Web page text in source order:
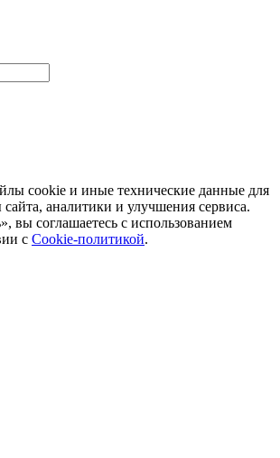
cookie и иные технические данные для
аналитики и улучшения сервиса.
вы соглашаетесь с использованием
с Cookie-политикой.